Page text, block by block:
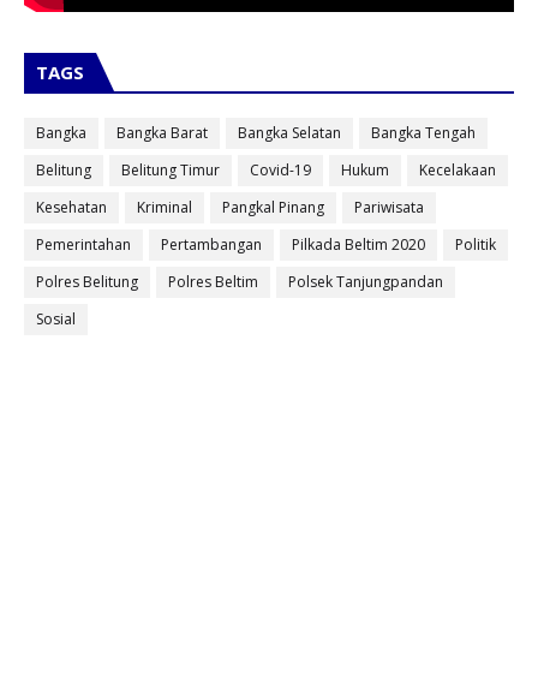
TAGS
Bangka Bangka Barat Bangka Selatan
Bangka Tengah
Belitung
Belitung Timur Covid-19 Hukum
Kecelakaan
Kesehatan
Kriminal Pangkal Pinang
Pariwisata
Pemerintahan
Pertambangan Pilkada Beltim 2020
Politik
Polres Belitung
Polres Beltim
Polsek Tanjungpandan
Sosial